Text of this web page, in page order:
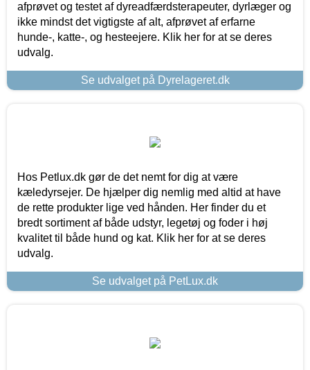
afprøvet og testet af dyreadfærdsterapeuter, dyrlæger og
ikke mindst det vigtigste af alt, afprøvet af erfarne
hunde-, katte-, og hesteejere. Klik her for at se deres
udvalg.
Se udvalget på Dyrelageret.dk
Hos Petlux.dk gør de det nemt for dig at være
kæledyrsejer. De hjælper dig nemlig med altid at have
de rette produkter lige ved hånden. Her finder du et
bredt sortiment af både udstyr, legetøj og foder i høj
kvalitet til både hund og kat. Klik her for at se deres
udvalg.
Se udvalget på PetLux.dk